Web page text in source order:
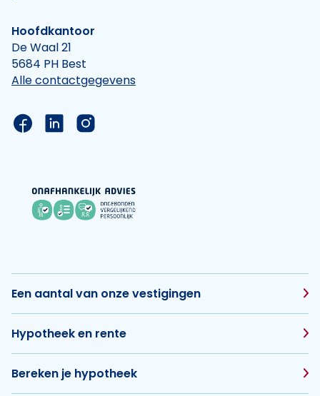
Hoofdkantoor
De Waal 21
5684 PH Best
Alle contactgegevens
Link naar de Facebook pagina van Hypotheek
Link naar de LinkedIn pagina van
Link naar de Instagram pagina van
Een aantal van onze vestigingen
Hypotheek en rente
Bereken je hypotheek